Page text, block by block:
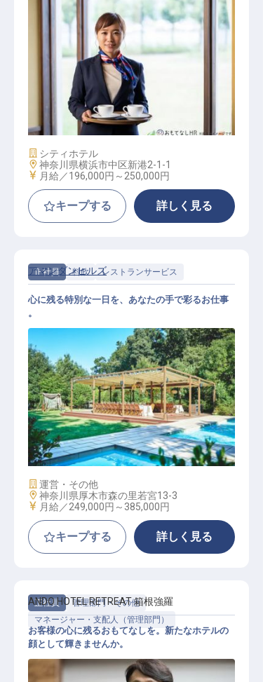
レストランサービス
施設業態
シティホテル
勤務地
神奈川県横浜市中区新港2-1-1
給与
月給／196,000円～ 250,000円
キープする 詳しく見る
正社員 料飲 レストランサービス
レストランサービススタッフ
アマンダンヒルズ
心に残る特別な一日を、あなたの手で彩るお仕事
。
施設業態
運営・その他
勤務地
神奈川県厚木市森の里若宮13-3
給与
月給／249,000円～ 385,000円
キープする 詳しく見る
正社員
管理部門・その他
マネージャー・支配人（管理部門）
ANDO HOTEL RETREAT 箱根強羅
お客様の心に残るおもてなしを。新たなホテルの
顔として輝きませんか。